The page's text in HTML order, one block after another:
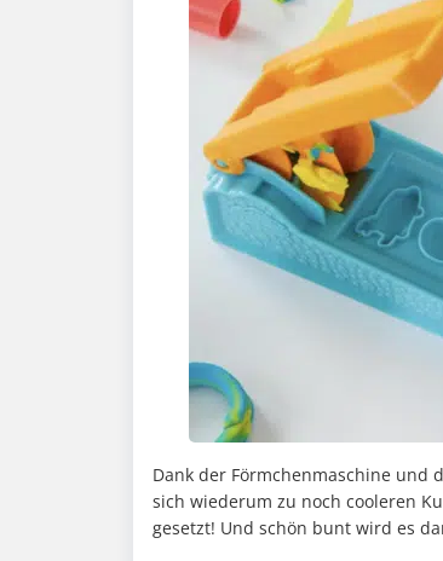
Dank der Förmchenmaschine und
sich wiederum zu noch cooleren
gesetzt! Und schön bunt wird es